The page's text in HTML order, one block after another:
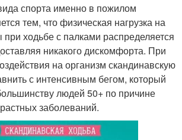
спорта именно в пожилом
тем, что физическая нагрузка на
ходьбе с палками распределяется
никакого дискомфорта. При
на организм скандинавскую
с интенсивным бегом, который
людей 50+ по причине
заболеваний.